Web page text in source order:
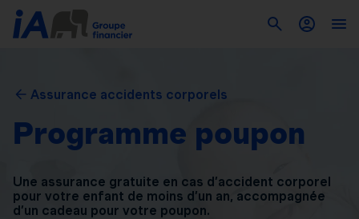
Assurance accidents corporels
Programme poupon
Une assurance gratuite en cas d’accident corporel
pour votre enfant de moins d’un an, accompagnée
d’un cadeau pour votre poupon.